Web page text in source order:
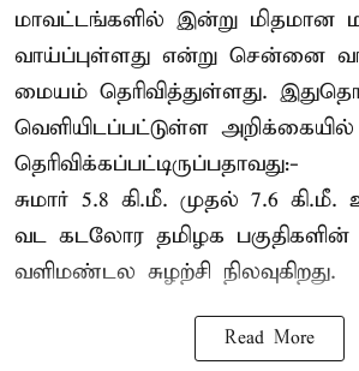
மாவட்டங்களில் இன்று
வாய்ப்புள்ளது என்று சென்னை
மையம் தெரிவித்துள்ளது.
வெளியிடப்பட்டுள்ள அறிக்கையில்
தெரிவிக்கப்பட்டிருப்பதாவது:-
சுமார் 5.8 கி.மீ. முதல் 7.6
வட கடலோர தமிழக
வளிமண்டல சுழற்சி நிலவுகிறது.
Read More